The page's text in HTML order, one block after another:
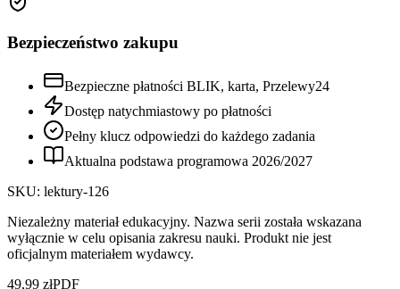
Bezpieczeństwo zakupu
Bezpieczne płatności BLIK, karta, Przelewy24
Dostęp natychmiastowy po płatności
Pełny klucz odpowiedzi do każdego zadania
Aktualna podstawa programowa 2026/2027
SKU: lektury-126
Niezależny materiał edukacyjny. Nazwa serii została wskazana
wyłącznie w celu opisania zakresu nauki. Produkt nie jest
oficjalnym materiałem wydawcy.
49,99 złPDF